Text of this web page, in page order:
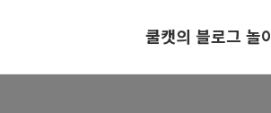
쿨캣의 블로그 놀